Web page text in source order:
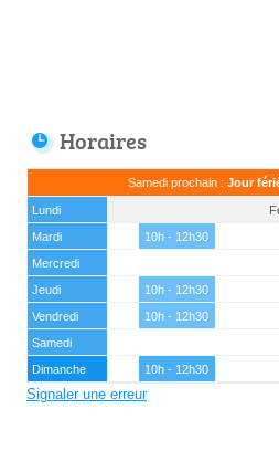
Horaires
Samedi prochain : Jour
Lundi
Mardi
10h - 12h30
Mercredi
Jeudi
10h - 12h30
Vendredi
10h - 12h30
Samedi
Dimanche
10h - 12h30
Signaler une erreur